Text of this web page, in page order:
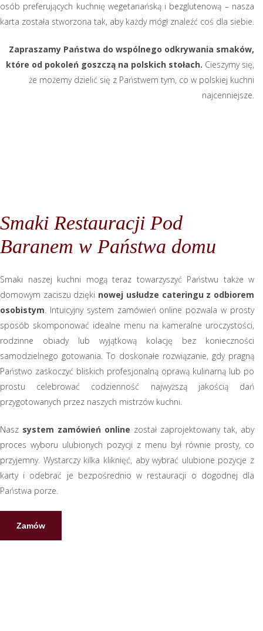
osób preferujących kuchnię wegetariańską i bezglutenową – nasza
karta została stworzona tak, aby każdy mógł znaleźć coś dla siebie.
Zapraszamy Państwa do wspólnego odkrywania smaków,
które od pokoleń goszczą na polskich stołach. Cieszymy się,
że możemy dzielić się z Państwem tym, co w polskiej kuchni
najcenniejsze.
Smaki Restauracji Pod
Baranem w Państwa domu
Smaki naszej kuchni mogą teraz towarzyszyć Państwu także w
domowym zaciszu dzięki nowej usłudze cateringu z odbiorem
osobistym. Intuicyjny system zamówień online pozwala w prosty
sposób skomponować idealne menu na kameralne uroczystości,
rodzinne obiady lub wyjątkową kolację bez konieczności
samodzielnego gotowania. To doskonałe rozwiązanie, gdy pragną
Państwo zaskoczyć bliskich profesjonalną oprawą kulinarną lub po
prostu celebrować codzienność najwyższą jakością dań
przygotowanych przez naszych mistrzów kuchni.
Nasz system zamówień online został zaprojektowany tak, aby
proces wyboru ulubionych pozycji z menu był równie prosty, co
przyjemny. Wystarczy kilka kliknięć, aby wybrać ulubione pozycje z
karty i odebrać je bezpośrednio w restauracji o dogodnej dla
Państwa porze.
Zamów